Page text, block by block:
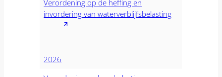
Verordening op de heffing en
invordering van waterverblijfsbelasting
2026